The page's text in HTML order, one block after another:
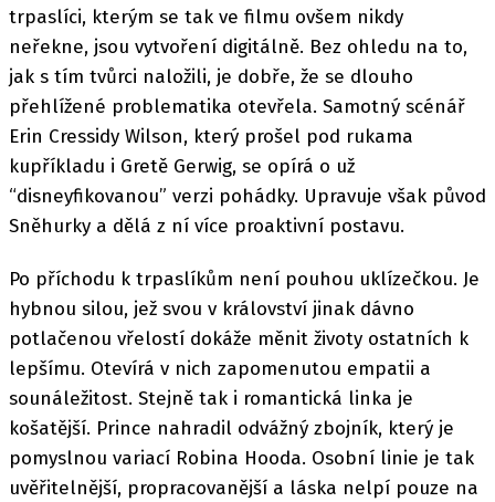
trpaslíci, kterým se tak ve filmu ovšem nikdy
neřekne, jsou vytvoření digitálně. Bez ohledu na to,
jak s tím tvůrci naložili, je dobře, že se dlouho
přehlížené problematika otevřela. Samotný scénář
Erin Cressidy Wilson, který prošel pod rukama
kupříkladu i Gretě Gerwig, se opírá o už
“disneyfikovanou” verzi pohádky. Upravuje však původ
Sněhurky a dělá z ní více proaktivní postavu.
Po příchodu k trpaslíkům není pouhou uklízečkou. Je
hybnou silou, jež svou v království jinak dávno
potlačenou vřelostí dokáže měnit životy ostatních k
lepšímu. Otevírá v nich zapomenutou empatii a
sounáležitost. Stejně tak i romantická linka je
košatější. Prince nahradil odvážný zbojník, který je
pomyslnou variací Robina Hooda. Osobní linie je tak
uvěřitelnější, propracovanější a láska nelpí pouze na